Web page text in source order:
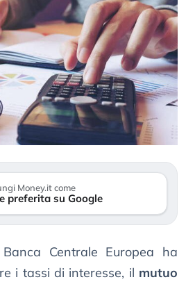
Money.it come
preferita su Google
Centrale Europea ha
i tassi di interesse, il mutuo